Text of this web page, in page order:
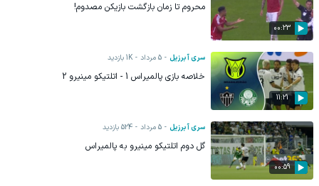
00:23
محروم تا زمان بازگشت بازیکن مصدوم!
11:21
سری آ برزیل 5 مرداد 1Kبازدید
خلاصه بازی پالمیراس 1 - اتلتیکو مینیرو 2
00:59
سری آ برزیل 5 مرداد 524بازدید
گل دوم اتلتیکو مینیرو به پالمیراس